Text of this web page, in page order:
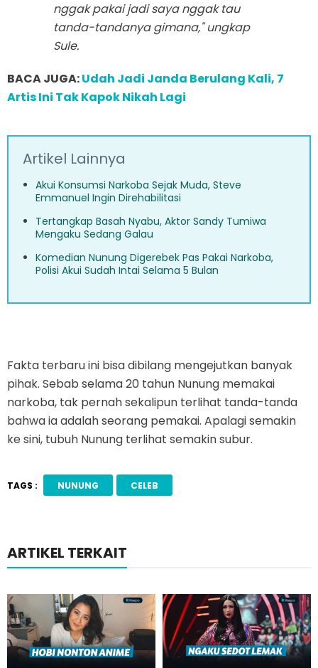
nggak pakai jadi saya nggak tau
tanda-tandanya gimana," ungkap
Sule.
BACA JUGA:Udah Jadi Janda Berulang Kali, 7
Artis Ini Tak Kapok Nikah Lagi
Artikel Lainnya
Akui Konsumsi Narkoba Sejak Muda, Steve
Emmanuel Ingin Direhabilitasi
Tertangkap Basah Nyabu, Aktor Sandy Tumiwa
Mengaku Sedang Galau
Komedian Nunung Digerebek Pas Pakai Narkoba,
Polisi Akui Sudah Intai Selama 5 Bulan
Fakta terbaru ini bisa dibilang mengejutkan banyak
pihak. Sebab selama 20 tahun Nunung memakai
narkoba, tak pernah sekalipun terlihat tanda-tanda
bahwa ia adalah seorang pemakai. Apalagi semakin
ke sini, tubuh Nunung terlihat semakin subur.
TAGS : NUNUNG CELEB
ARTIKEL TERKAIT